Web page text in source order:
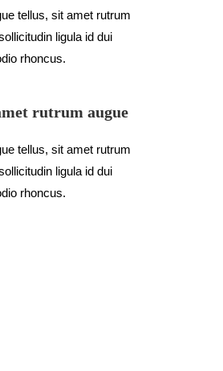
tellus, sit amet rutrum
ligula id dui
rhoncus.
rutrum augue
tellus, sit amet rutrum
ligula id dui
rhoncus.